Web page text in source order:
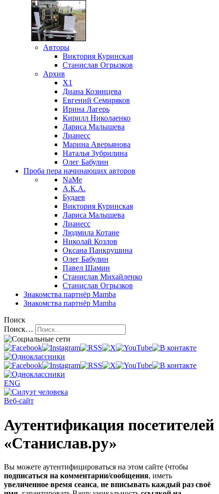
Авторы
Виктория Куринская
Станислав Огрызков
Архив
X1
Диана Козинцева
Евгений Семиряков
Ирина Лагерь
Кирилл Николаенко
Лариса Малышева
Лианесс
Марина Аверьянова
Наталья Зубрилина
Олег Бабулин
Проба пера начинающих авторов
NaMe
А.К.А.
Будаев
Виктория Куринская
Лариса Малышева
Лианесс
Людмила Котане
Николай Козлов
Оксана Панкрушина
Олег Бабулин
Павел Шамин
Станислав Михайленко
Станислав Огрызков
Знакомства партнёр Mamba
Знакомства партнёр Mamba
Поиск
Поиск…
ENG
Веб-сайт
Аутентификация посетителей
«Станислав.ру»
Вы можете аутентифицироваться на этом сайте (чтобы
подписаться на комментарии/сообщения, иметь
увеличенное время сеанса, не вписывать каждый раз своё